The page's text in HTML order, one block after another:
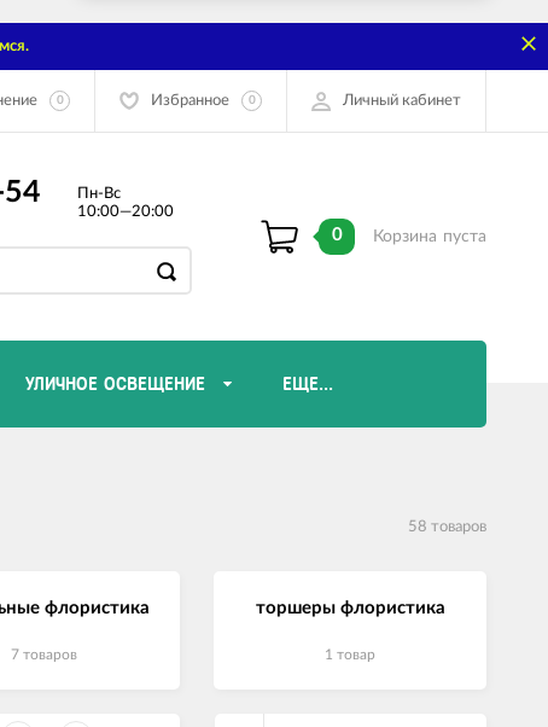
0 Избранное 0 Личный кабинет
Пн-Вс
10:00—20:00
0 Корзина пуста
УЛИЧНОЕ ОСВЕЩЕНИЕ ЕЩЕ...
58 товаров
флористика
7 товаров
торшеры флористика
1 товар